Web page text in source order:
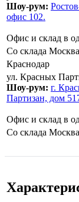
Шоу-рум:
офис 102.
Офис и склад в
Со склада
Краснодар
ул. Красных
Шоу-рум: г.
Партизан, дом
Офис и склад в
Со склада